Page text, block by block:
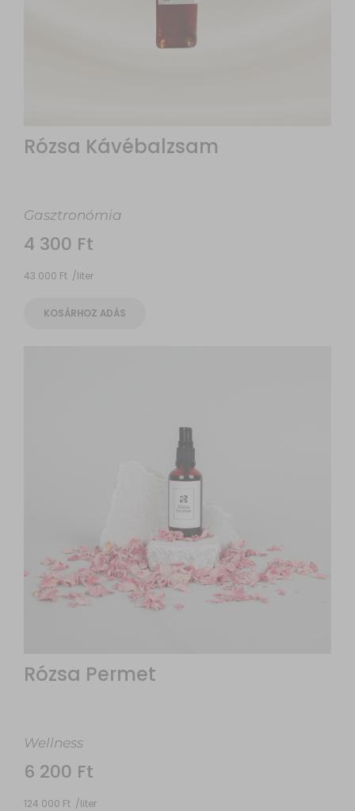
Rózsa Kávébalzsam
Gasztronómia
4 300 Ft
43 000 Ft /liter
KOSÁRHOZ ADÁS
Rózsa Permet
Wellness
6 200 Ft
124 000 Ft /liter